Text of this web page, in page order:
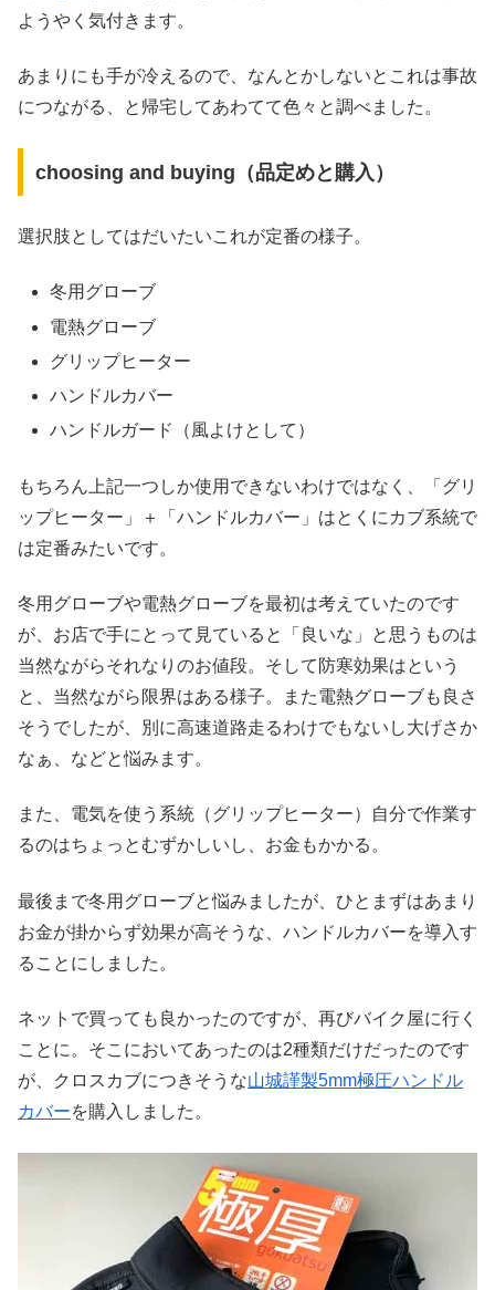
ようやく気付きます。
あまりにも手が冷えるので、なんとかしないとこれは事故
につながる、と帰宅してあわてて色々と調べました。
choosing and buying（品定めと購入）
選択肢としてはだいたいこれが定番の様子。
冬用グローブ
電熱グローブ
グリップヒーター
ハンドルカバー
ハンドルガード（風よけとして）
もちろん上記一つしか使用できないわけではなく、「グリ
ップヒーター」＋「ハンドルカバー」はとくにカブ系統で
は定番みたいです。
冬用グローブや電熱グローブを最初は考えていたのです
が、お店で手にとって見ていると「良いな」と思うものは
当然ながらそれなりのお値段。そして防寒効果はという
と、当然ながら限界はある様子。また電熱グローブも良さ
そうでしたが、別に高速道路走るわけでもないし大げさか
なぁ、などと悩みます。
また、電気を使う系統（グリップヒーター）自分で作業す
るのはちょっとむずかしいし、お金もかかる。
最後まで冬用グローブと悩みましたが、ひとまずはあまり
お金が掛からず効果が高そうな、ハンドルカバーを導入す
ることにしました。
ネットで買っても良かったのですが、再びバイク屋に行く
ことに。そこにおいてあったのは2種類だけだったのです
が、クロスカブにつきそうな山城謹製5mm極圧ハンドル
カバーを購入しました。